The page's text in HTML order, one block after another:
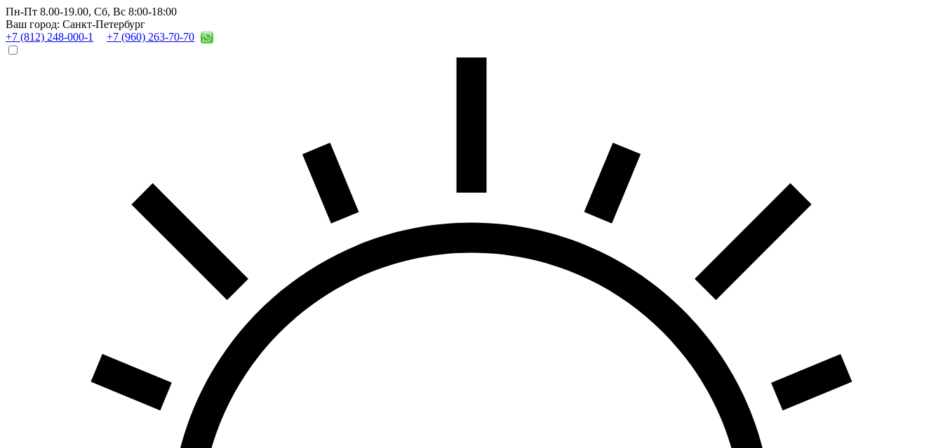
Пн-Пт 8.00-19.00, Сб, Вс 8:00-18:00
Ваш город: Санкт-Петербург
+7 (812) 248-000-1
+7 (960) 263-70-70